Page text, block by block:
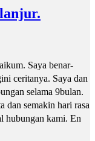
Saya benar-
ceritanya. Saya dan
selama 9bulan.
dan semakin hari rasa
hubungan kami. En